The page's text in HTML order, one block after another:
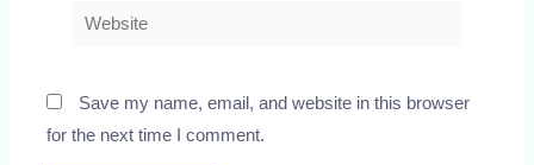
Website
Save my name, email, and website in this browser
for the next time I comment.